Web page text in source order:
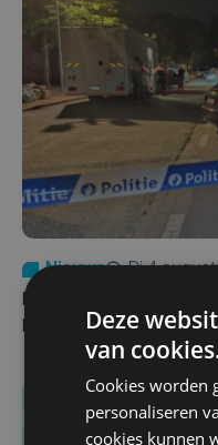
Nieuws
di 4
Man en vrouw dood
Pieters Brugge
Deze
van
Cookies worden
personaliseren
cookies kunnen